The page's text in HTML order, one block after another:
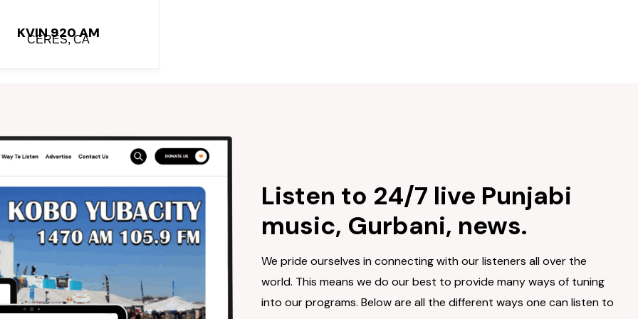
KVIN 920 AM
CERES, CA
Listen to 24/7 live Punjabi
music, Gurbani, news.
We pride ourselves in connecting with our listeners all over the
world. This means we do our best to provide many ways of tuning
into our programs. Below are all the different ways one can listen to